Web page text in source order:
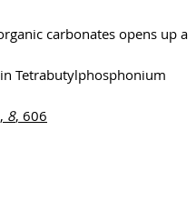
carbonates opens up a
Tetrabutylphosphonium
, 8, 606